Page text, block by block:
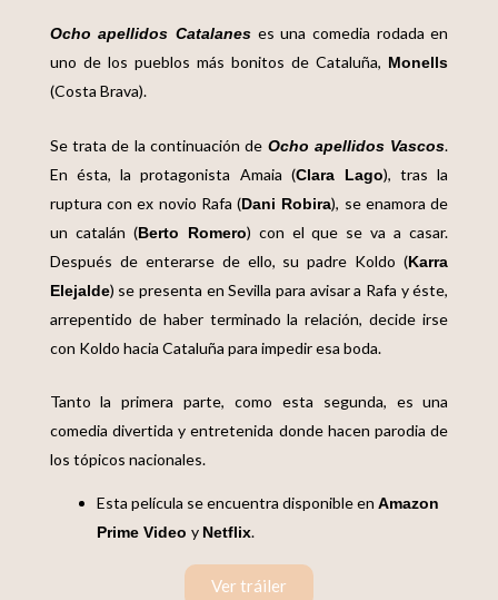
Ocho apellidos Catalanes es una comedia rodada en
uno de los pueblos más bonitos de Cataluña, Monells
(Costa Brava).
Se trata de la continuación de Ocho apellidos Vascos.
En ésta, la protagonista Amaia (Clara Lago), tras la
ruptura con ex novio Rafa (Dani Robira), se enamora de
un catalán (Berto Romero) con el que se va a casar.
Después de enterarse de ello, su padre Koldo (Karra
Elejalde) se presenta en Sevilla para avisar a Rafa y éste,
arrepentido de haber terminado la relación, decide irse
con Koldo hacia Cataluña para impedir esa boda.
Tanto la primera parte, como esta segunda, es una
comedia divertida y entretenida donde hacen parodia de
los tópicos nacionales.
Esta película se encuentra disponible en Amazon
Prime Video y Netflix.
Ver tráiler